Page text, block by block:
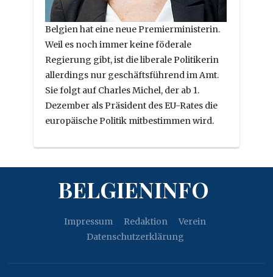
Belgien hat eine neue Premierministerin.
Weil es noch immer keine föderale
Regierung gibt, ist die liberale Politikerin
allerdings nur geschäftsführend im Amt.
Sie folgt auf Charles Michel, der ab 1.
Dezember als Präsident des EU-Rates die
europäische Politik mitbestimmen wird.
BELGIENINFO
Impressum Redaktion
Verein
Datenschutzerklärung